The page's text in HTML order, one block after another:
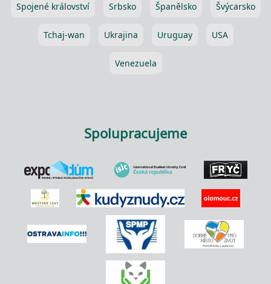
Spojené království Srbsko Španělsko Švýcarsko
Tchaj-wan Ukrajina Uruguay USA
Venezuela
Spolupracujeme